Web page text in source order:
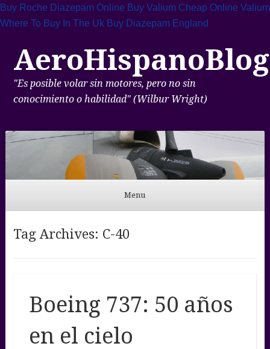
Buy Roche Diazepam Online Buy Valium Cheap Online Valium
Where To Buy In The Uk Buy Diazepam England
AeroHispanoBlog
"Es posible volar sin motores, pero no sin
conocimiento o habilidad" (Wilbur Wright)
Menu
Tag Archives: C-40
Boeing 737: 50 años
en el cielo